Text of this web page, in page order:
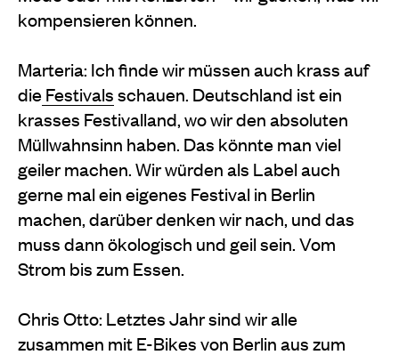
kompensieren können.
Marteria: Ich finde wir müssen auch krass auf
dieFestivalsschauen. Deutschland ist ein
krasses Festivalland, wo wir den absoluten
Müllwahnsinn haben. Das könnte man viel
geiler machen. Wir würden als Label auch
gerne mal ein eigenes Festival in Berlin
machen, darüber denken wir nach, und das
muss dann ökologisch und geil sein. Vom
Strom bis zum Essen.
Chris Otto: Letztes Jahr sind wir alle
zusammen mit E-Bikes von Berlin aus zum